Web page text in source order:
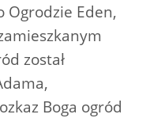
Ogrodzie Eden,
został
Boga ogród